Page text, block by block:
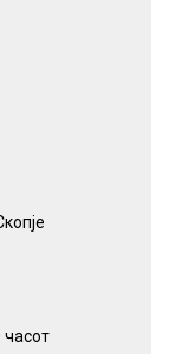
часот